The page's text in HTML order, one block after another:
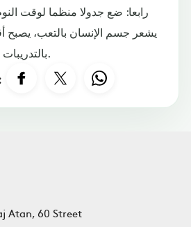
رابعا: ضع جدولا منظما لوقت
يشعر جسم الإنسان بالتعب، يصبح
بالتدريبات وبإيقاع الحياة الصحي.
Atan, 60 Street